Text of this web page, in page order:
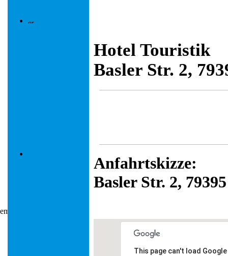
Hotel Touristik
Basler Str. 2,
Anfahrtskizze:
Basler Str. 2,
This page can't load